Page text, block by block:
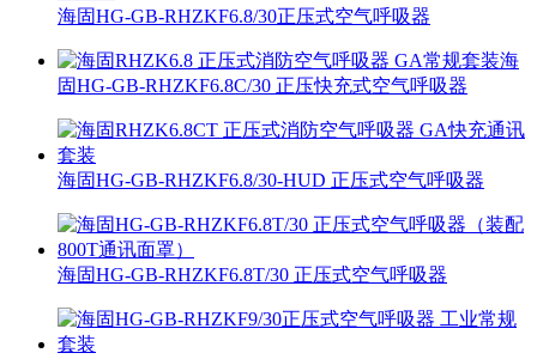
海固HG-GB-RHZKF6.8/30正压式空气呼吸器
海
固HG-GB-RHZKF6.8C/30 正压快充式空气呼吸器
海固HG-GB-RHZKF6.8/30-HUD 正压式空气呼吸器
海固HG-GB-RHZKF6.8T/30 正压式空气呼吸器